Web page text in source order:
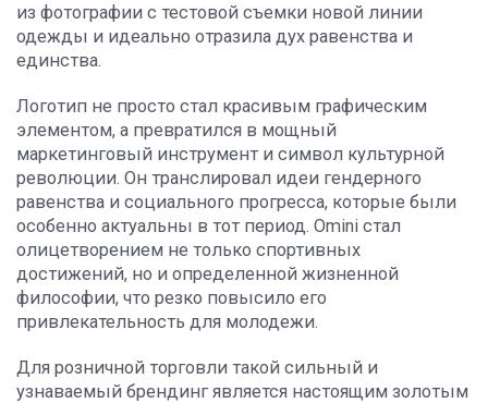
из фотографии с тестовой съемки новой линии
одежды и идеально отразила дух равенства и
единства.
Логотип не просто стал красивым графическим
элементом, а превратился в мощный
маркетинговый инструмент и символ культурной
революции. Он транслировал идеи гендерного
равенства и социального прогресса, которые были
особенно актуальны в тот период. Omini стал
олицетворением не только спортивных
достижений, но и определенной жизненной
философии, что резко повысило его
привлекательность для молодежи.
Для розничной торговли такой сильный и
узнаваемый брендинг является настоящим золотым